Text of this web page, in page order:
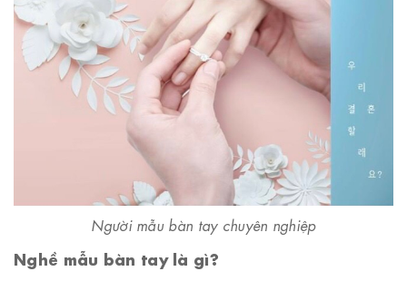
Người mẫu bàn tay chuyên nghiệp
Nghề mẫu bàn tay là gì?